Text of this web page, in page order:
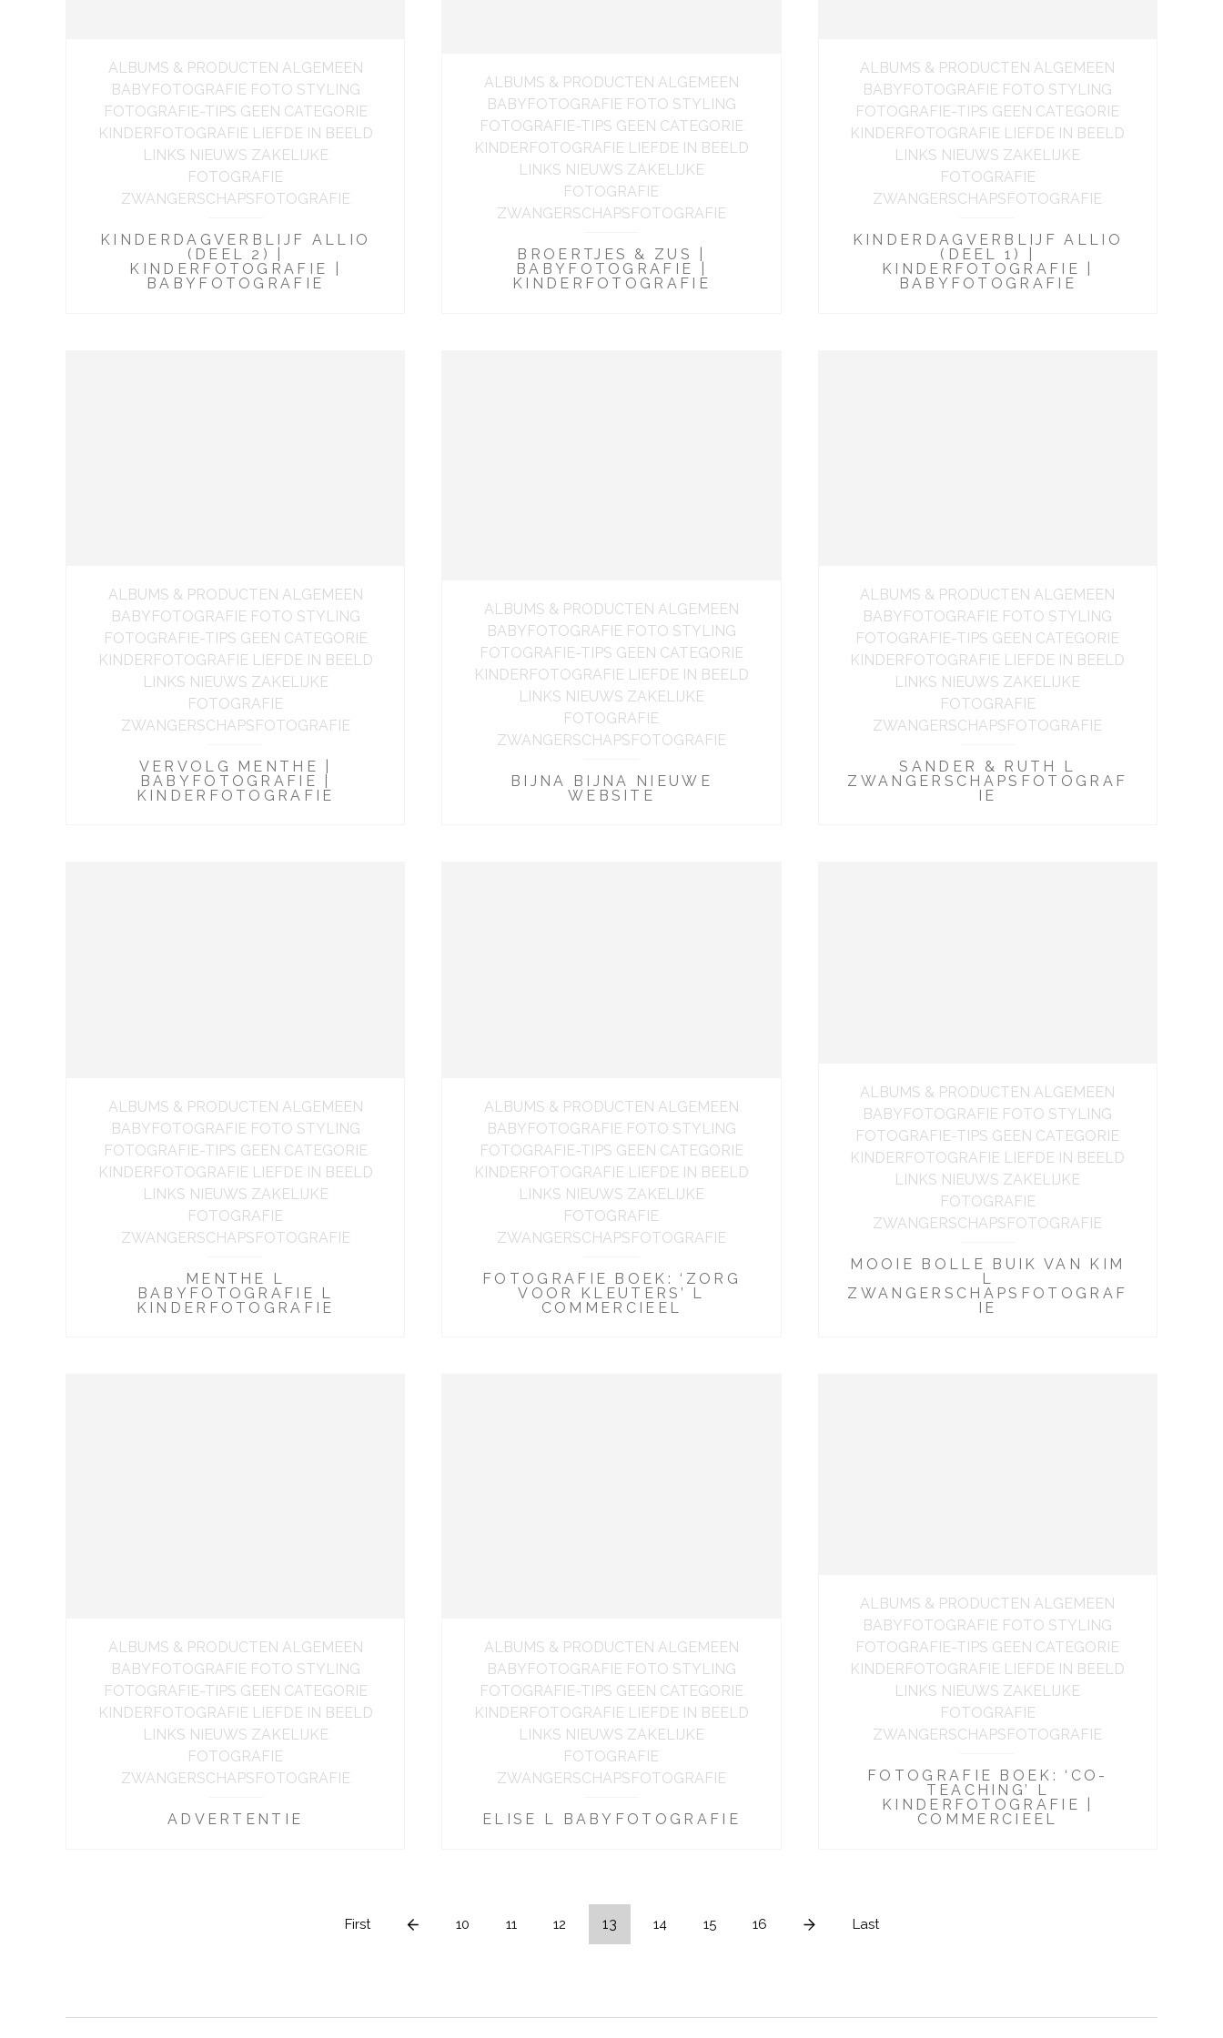
KINDERDAGVERBLIJF ALLIO
(DEEL 2) |
KINDERFOTOGRAFIE |
BABYFOTOGRAFIE
ALBUMS & PRODUCTEN ALGEMEEN
BABYFOTOGRAFIE FOTO STYLING
FOTOGRAFIE-TIPS GEEN CATEGORIE
KINDERFOTOGRAFIE LIEFDE IN BEELD
LINKS NIEUWS ZAKELIJKE
FOTOGRAFIE
ZWANGERSCHAPSFOTOGRAFIE
BROERTJES & ZUS |
BABYFOTOGRAFIE |
KINDERFOTOGRAFIE
ALBUMS & PRODUCTEN ALGEMEEN
BABYFOTOGRAFIE FOTO STYLING
FOTOGRAFIE-TIPS GEEN CATEGORIE
KINDERFOTOGRAFIE LIEFDE IN BEELD
LINKS NIEUWS ZAKELIJKE
FOTOGRAFIE
ZWANGERSCHAPSFOTOGRAFIE
KINDERDAGVERBLIJF ALLIO
(DEEL 1) |
KINDERFOTOGRAFIE |
BABYFOTOGRAFIE
ALBUMS & PRODUCTEN ALGEMEEN
BABYFOTOGRAFIE FOTO STYLING
FOTOGRAFIE-TIPS GEEN CATEGORIE
KINDERFOTOGRAFIE LIEFDE IN BEELD
LINKS NIEUWS ZAKELIJKE
FOTOGRAFIE
ZWANGERSCHAPSFOTOGRAFIE
VERVOLG MENTHE |
BABYFOTOGRAFIE |
KINDERFOTOGRAFIE
ALBUMS & PRODUCTEN ALGEMEEN
BABYFOTOGRAFIE FOTO STYLING
FOTOGRAFIE-TIPS GEEN CATEGORIE
KINDERFOTOGRAFIE LIEFDE IN BEELD
LINKS NIEUWS ZAKELIJKE
FOTOGRAFIE
ZWANGERSCHAPSFOTOGRAFIE
BIJNA BIJNA NIEUWE
WEBSITE
ALBUMS & PRODUCTEN ALGEMEEN
BABYFOTOGRAFIE FOTO STYLING
FOTOGRAFIE-TIPS GEEN CATEGORIE
KINDERFOTOGRAFIE LIEFDE IN BEELD
LINKS NIEUWS ZAKELIJKE
FOTOGRAFIE
ZWANGERSCHAPSFOTOGRAFIE
SANDER & RUTH L
ZWANGERSCHAPSFOTOGRAF
IE
ALBUMS & PRODUCTEN ALGEMEEN
BABYFOTOGRAFIE FOTO STYLING
FOTOGRAFIE-TIPS GEEN CATEGORIE
KINDERFOTOGRAFIE LIEFDE IN BEELD
LINKS NIEUWS ZAKELIJKE
FOTOGRAFIE
ZWANGERSCHAPSFOTOGRAFIE
MENTHE L
BABYFOTOGRAFIE L
KINDERFOTOGRAFIE
ALBUMS & PRODUCTEN ALGEMEEN
BABYFOTOGRAFIE FOTO STYLING
FOTOGRAFIE-TIPS GEEN CATEGORIE
KINDERFOTOGRAFIE LIEFDE IN BEELD
LINKS NIEUWS ZAKELIJKE
FOTOGRAFIE
ZWANGERSCHAPSFOTOGRAFIE
FOTOGRAFIE BOEK: ‘ZORG
VOOR KLEUTERS’ L
COMMERCIEEL
ALBUMS & PRODUCTEN ALGEMEEN
BABYFOTOGRAFIE FOTO STYLING
FOTOGRAFIE-TIPS GEEN CATEGORIE
KINDERFOTOGRAFIE LIEFDE IN BEELD
LINKS NIEUWS ZAKELIJKE
FOTOGRAFIE
ZWANGERSCHAPSFOTOGRAFIE
MOOIE BOLLE BUIK VAN KIM
L
ZWANGERSCHAPSFOTOGRAF
IE
ALBUMS & PRODUCTEN ALGEMEEN
BABYFOTOGRAFIE FOTO STYLING
FOTOGRAFIE-TIPS GEEN CATEGORIE
KINDERFOTOGRAFIE LIEFDE IN BEELD
LINKS NIEUWS ZAKELIJKE
FOTOGRAFIE
ZWANGERSCHAPSFOTOGRAFIE
ADVERTENTIE
ALBUMS & PRODUCTEN ALGEMEEN
BABYFOTOGRAFIE FOTO STYLING
FOTOGRAFIE-TIPS GEEN CATEGORIE
KINDERFOTOGRAFIE LIEFDE IN BEELD
LINKS NIEUWS ZAKELIJKE
FOTOGRAFIE
ZWANGERSCHAPSFOTOGRAFIE
ELISE L BABYFOTOGRAFIE
ALBUMS & PRODUCTEN ALGEMEEN
BABYFOTOGRAFIE FOTO STYLING
FOTOGRAFIE-TIPS GEEN CATEGORIE
KINDERFOTOGRAFIE LIEFDE IN BEELD
LINKS NIEUWS ZAKELIJKE
FOTOGRAFIE
ZWANGERSCHAPSFOTOGRAFIE
FOTOGRAFIE BOEK: ‘CO-
TEACHING’ L
KINDERFOTOGRAFIE |
COMMERCIEEL
ALBUMS & PRODUCTEN ALGEMEEN
BABYFOTOGRAFIE FOTO STYLING
FOTOGRAFIE-TIPS GEEN CATEGORIE
KINDERFOTOGRAFIE LIEFDE IN BEELD
LINKS NIEUWS ZAKELIJKE
FOTOGRAFIE
ZWANGERSCHAPSFOTOGRAFIE
First 10 11 12 13 14 15 16 Last